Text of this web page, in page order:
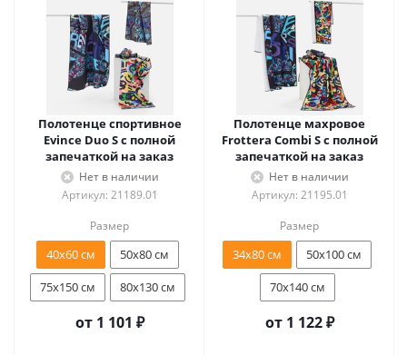
Полотенце спортивное
Evince Duo S с полной
запечаткой на заказ
Нет в наличии
Артикул: 21189.01
Размер
40х60 см
50х80 см
75х150 см
80х130 см
от 1 101 ₽
Полотенце махровое
Frottera Combi S с полной
запечаткой на заказ
Нет в наличии
Артикул: 21195.01
Размер
34х80 см
50х100 см
70х140 см
от 1 122 ₽